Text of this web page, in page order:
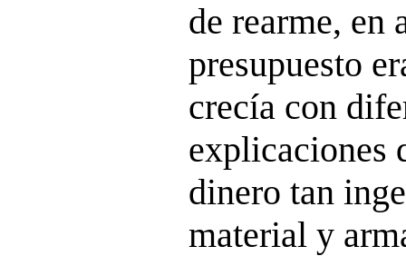
de rearme, en
presupuesto
crecía con
explicaciones
dinero tan
material y